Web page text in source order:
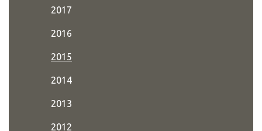
2017
2016
2015
2014
2013
2012